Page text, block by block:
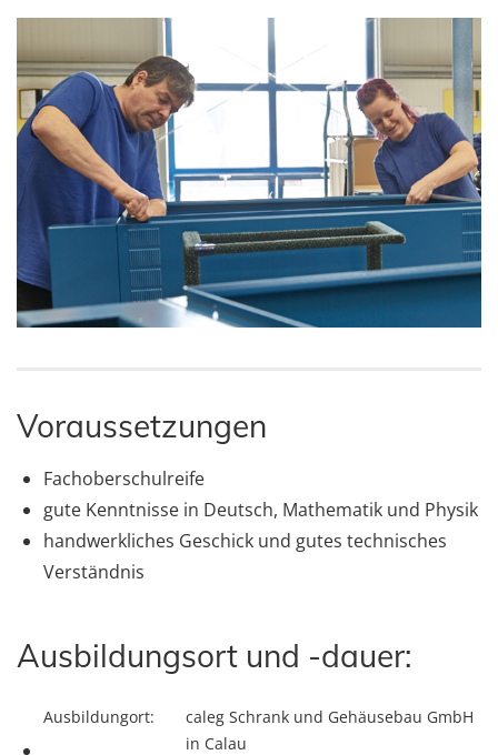
Voraussetzungen
Fachoberschulreife
gute Kenntnisse in Deutsch, Mathematik und Physik
handwerkliches Geschick und gutes technisches
Verständnis
Ausbildungsort und -dauer:
Ausbildungort:
caleg Schrank und Gehäusebau GmbH
in Calau